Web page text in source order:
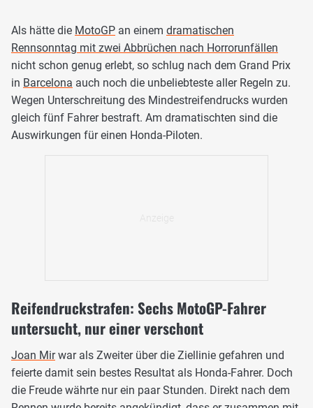
Als hätte die MotoGP an einem dramatischen
Rennsonntag mit zwei Abbrüchen nach Horrorunfällen
nicht schon genug erlebt, so schlug nach dem Grand Prix
in Barcelona auch noch die unbeliebteste aller Regeln zu.
Wegen Unterschreitung des Mindestreifendrucks wurden
gleich fünf Fahrer bestraft. Am dramatischten sind die
Auswirkungen für einen Honda-Piloten.
Reifendruckstrafen: Sechs MotoGP-Fahrer
untersucht, nur einer verschont
Joan Mirwar als Zweiter über die Ziellinie gefahren und
feierte damit sein bestes Resultat als Honda-Fahrer. Doch
die Freude währte nur ein paar Stunden. Direkt nach dem